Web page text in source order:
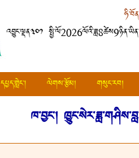
འབྱུང་ལྡན༣༠༡
དཔྱད་གླེང་། ལེགས་རྩོམ། གསུང་རབ།
ཁ་བྱང་།